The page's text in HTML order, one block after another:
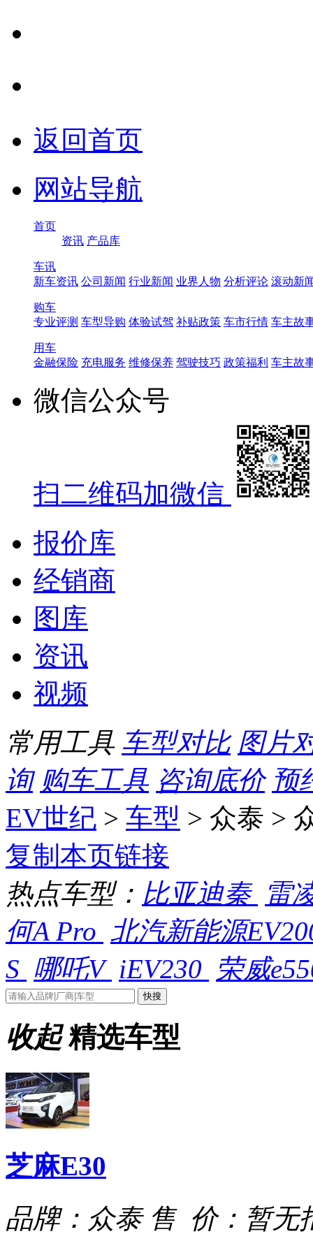
返回首页
网站导航
首页
资讯 产品库
车讯
新车资讯 公司新闻 行业新闻 业界人物 分析评论 滚动新
购车
专业评测 车型导购 体验试驾 补贴政策 车市行情 车主故
用车
金融保险 充电服务 维修保养 驾驶技巧 政策福利 车主故
微信公众号
扫二维码加微信
报价库
经销商
图库
资讯
视频
常用工具 车型对比 图片
询 购车工具 咨询底价 预
EV世纪 > 车型 > 众泰 >
复制本页链接
热点车型： 比亚迪秦 雷
何A Pro 北汽新能源
S 哪吒V iEV230 荣威
收起 精选车型
芝麻E30
品牌：众泰 售 价：暂无